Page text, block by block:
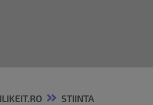
ILIKEIT.RO STIINTA